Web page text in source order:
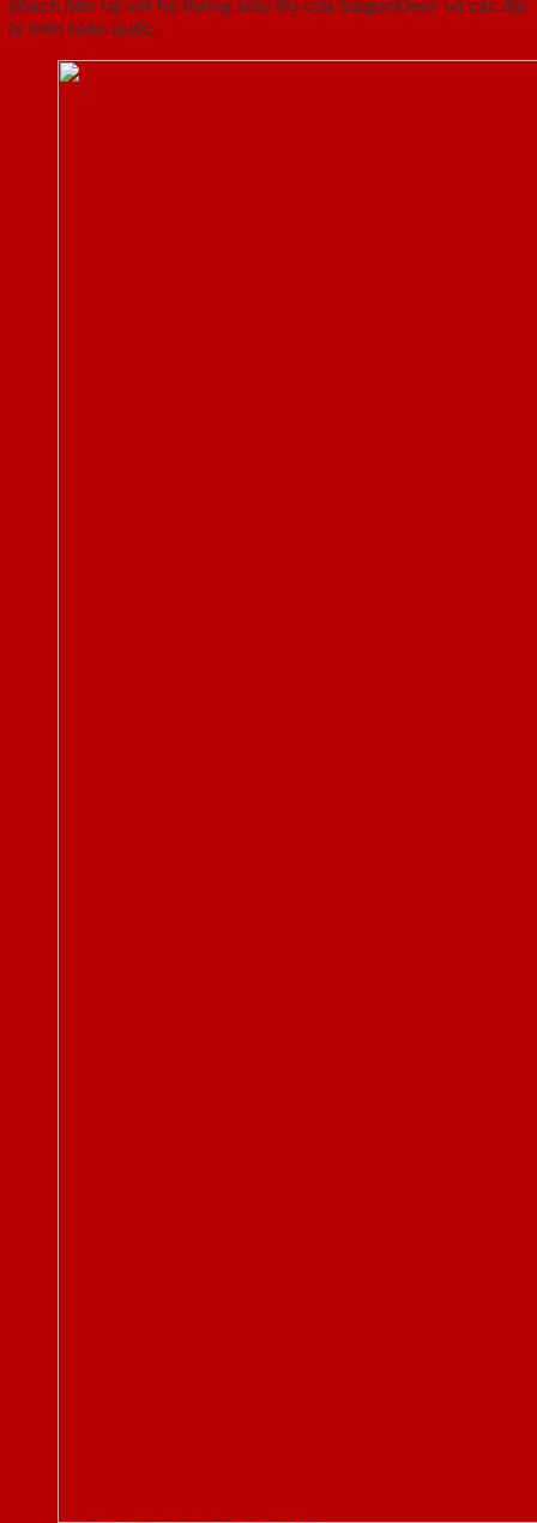
khách liên hệ với hệ thống siêu thị cửa SaigonDoor và các đại
lý trên toàn quốc.